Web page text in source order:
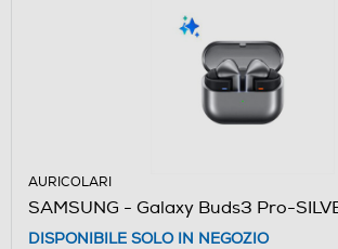
AURICOLARI
SAMSUNG - Galaxy Buds3 Pro-
DISPONIBILE SOLO IN NEGOZIO